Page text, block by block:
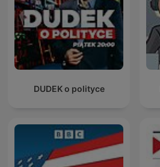
DUDEK o polityce